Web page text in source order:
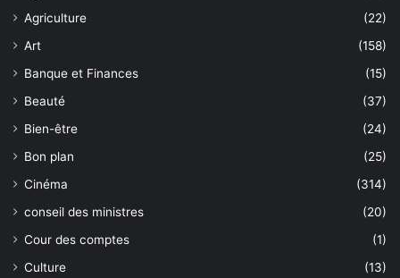
Agriculture
(22)
Art
(158)
Banque et Finances
(15)
Beauté
(37)
Bien-être
(24)
Bon plan
(25)
Cinéma
(314)
conseil des ministres
(20)
Cour des comptes
(1)
Culture
(13)